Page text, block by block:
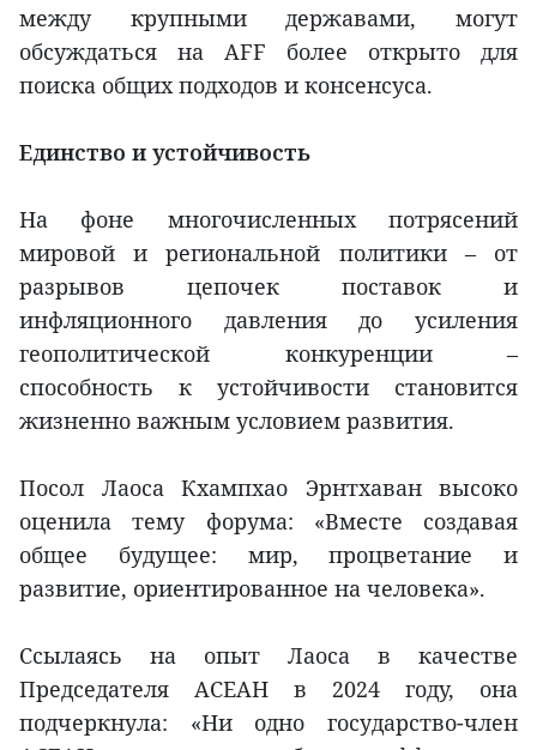
между крупными державами, могут
обсуждаться на AFF более открыто для
поиска общих подходов и консенсуса.
Единство и устойчивость
На фоне многочисленных потрясений
мировой и региональной политики – от
разрывов цепочек поставок и
инфляционного давления до усиления
геополитической конкуренции –
способность к устойчивости становится
жизненно важным условием развития.
Посол Лаоса Кхампхао Эрнтхаван высоко
оценила тему форума: «Вместе создавая
общее будущее: мир, процветание и
развитие, ориентированное на человека».
Ссылаясь на опыт Лаоса в качестве
Председателя АСЕАН в 2024 году, она
подчеркнула: «Ни одно государство-член